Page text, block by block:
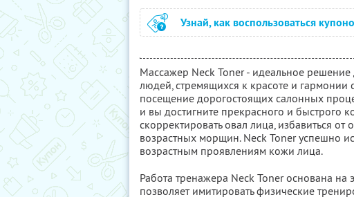
Узнай, как воспользоваться
Массажер Neck Toner - идеальное решение
людей, стремящихся к красоте и гармонии
посещение дорогостоящих салонных
и вы достигните прекрасного и быстрого
скорректировать овал лица, избавиться
возрастных морщин. Neck Toner успешно
возрастным проявлениям кожи лица.
Работа тренажера Neck Toner основана на
позволяет имитировать физические